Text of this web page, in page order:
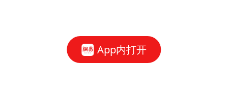
App内打开